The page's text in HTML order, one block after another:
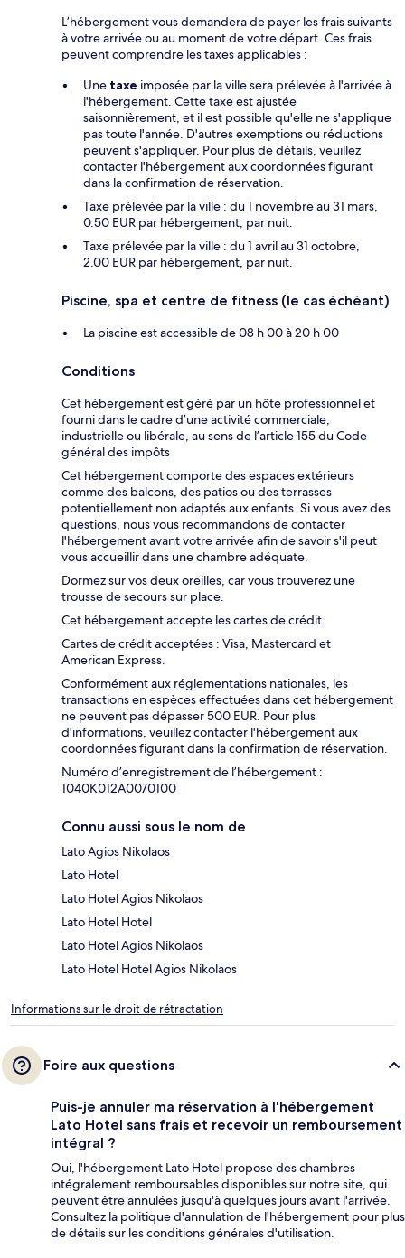
L’hébergement vous demandera de payer les frais suivants
à votre arrivée ou au moment de votre départ. Ces frais
peuvent comprendre les taxes applicables :
Une taxe imposée par la ville sera prélevée à l'arrivée à
l'hébergement. Cette taxe est ajustée
saisonnièrement, et il est possible qu'elle ne s'applique
pas toute l'année. D'autres exemptions ou réductions
peuvent s'appliquer. Pour plus de détails, veuillez
contacter l'hébergement aux coordonnées figurant
dans la confirmation de réservation.
Taxe prélevée par la ville : du 1 novembre au 31 mars,
0.50 EUR par hébergement, par nuit.
Taxe prélevée par la ville : du 1 avril au 31 octobre,
2.00 EUR par hébergement, par nuit.
Piscine, spa et centre de fitness (le cas échéant)
La piscine est accessible de 08 h 00 à 20 h 00
Conditions
Cet hébergement est géré par un hôte professionnel et
fourni dans le cadre d’une activité commerciale,
industrielle ou libérale, au sens de l’article 155 du Code
général des impôts
Cet hébergement comporte des espaces extérieurs
comme des balcons, des patios ou des terrasses
potentiellement non adaptés aux enfants. Si vous avez des
questions, nous vous recommandons de contacter
l'hébergement avant votre arrivée afin de savoir s'il peut
vous accueillir dans une chambre adéquate.
Dormez sur vos deux oreilles, car vous trouverez une
trousse de secours sur place.
Cet hébergement accepte les cartes de crédit.
Cartes de crédit acceptées : Visa, Mastercard et
American Express.
Conformément aux réglementations nationales, les
transactions en espèces effectuées dans cet hébergement
ne peuvent pas dépasser 500 EUR. Pour plus
d'informations, veuillez contacter l'hébergement aux
coordonnées figurant dans la confirmation de réservation.
Numéro d’enregistrement de l’hébergement :
1040K012A0070100
Connu aussi sous le nom de
Lato Agios Nikolaos
Lato Hotel
Lato Hotel Agios Nikolaos
Lato Hotel Hotel
Lato Hotel Agios Nikolaos
Lato Hotel Hotel Agios Nikolaos
Informations sur le droit de rétractation
Foire aux questions
Puis-je annuler ma réservation à l'hébergement
Lato Hotel sans frais et recevoir un remboursement
intégral ?
Oui, l'hébergement Lato Hotel propose des chambres
intégralement remboursables disponibles sur notre site, qui
peuvent être annulées jusqu'à quelques jours avant l'arrivée.
Consultez la politique d'annulation de l'hébergement pour plus
de détails sur les conditions générales d'utilisation.